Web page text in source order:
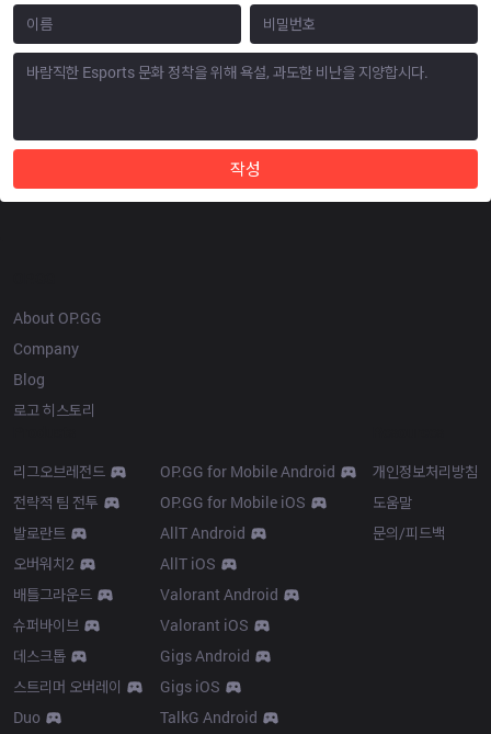
작성
About OP.GG
Company
Blog
로고 히스토리
리그오브레전드
전략적 팀 전투
발로란트
오버워치2
배틀그라운드
슈퍼바이브
데스크톱
스트리머 오버레이
Duo
OP.GG for Mobile Android
OP.GG for Mobile iOS
AllT Android
AllT iOS
Valorant Android
Valorant iOS
Gigs Android
Gigs iOS
TalkG Android
개인정보처리방침
도움말
문의/피드백